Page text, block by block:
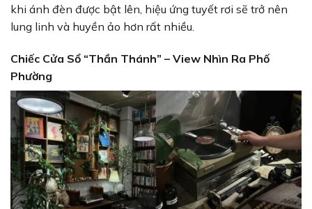
khi ánh đèn được bật lên, hiệu ứng tuyết rơi sẽ trở nên
lung linh và huyền ảo hơn rất nhiều.
Chiếc Cửa Sổ “Thần Thánh” – View Nhìn Ra Phố
Phường